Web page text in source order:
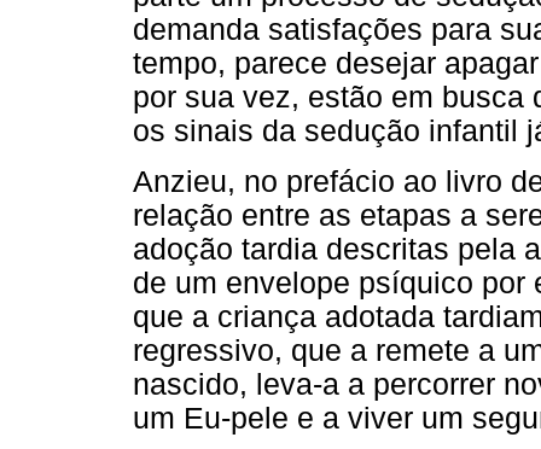
demanda satisfações para
tempo, parece desejar
por sua vez, estão em busca
os sinais da sedução infantil
Anzieu, no prefácio ao livro
relação entre as etapas a
adoção tardia descritas pela
de um envelope psíquico por
que a criança adotada
regressivo, que a remete a
nascido, leva-a a percorrer
um Eu-pele e a viver um